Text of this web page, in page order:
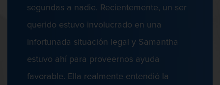
Portar un Arma de Fuego Oculta
Delitos de Conducción
segundas a nadie. Recientemente, un ser
querido estuvo involucrado en una
infortunada situación legal y Samantha
estuvo ahí para proveernos ayuda
favorable. Ella realmente entendió la
Delitos Contra La Propiedad